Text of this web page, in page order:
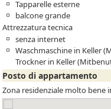
Tapparelle esterne
balcone grande
Attrezzatura tecnica
senza internet
Waschmaschine in Keller
Trockner in Keller
Posto di appartamento
Zona residenziale molto bene